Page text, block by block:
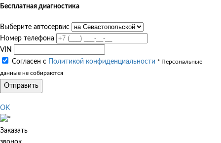
Бесплатная диагностика
Выберите автосервис
Номер телефона
VIN
Согласен с
Политикой конфиденциальности * Персональные
данные не собираются
Отправить
OK
Заказать